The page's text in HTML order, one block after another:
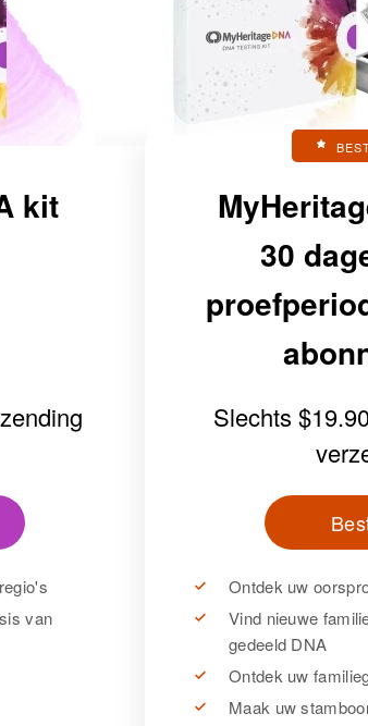
kit
van
30
Slechts
Ontdek uw
Vind nieuwe
gedeeld DNA
Ontdek uw
Maak uw